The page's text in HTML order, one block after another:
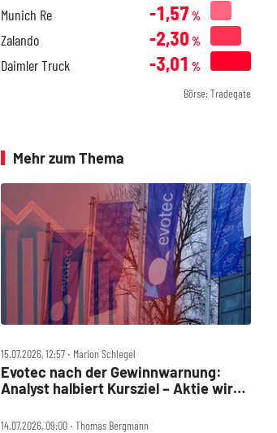
Munich Re -1,57 %
Zalando -2,30 %
Daimler Truck -3,01 %
Börse: Tradegate
Mehr zum Thema
15.07.2026, 12:57 ‧ Marion Schlegel
Evotec nach der Gewinnwarnung:
Analyst halbiert Kursziel – Aktie wird
14.07.2026, 09:00 ‧ Thomas Bergmann